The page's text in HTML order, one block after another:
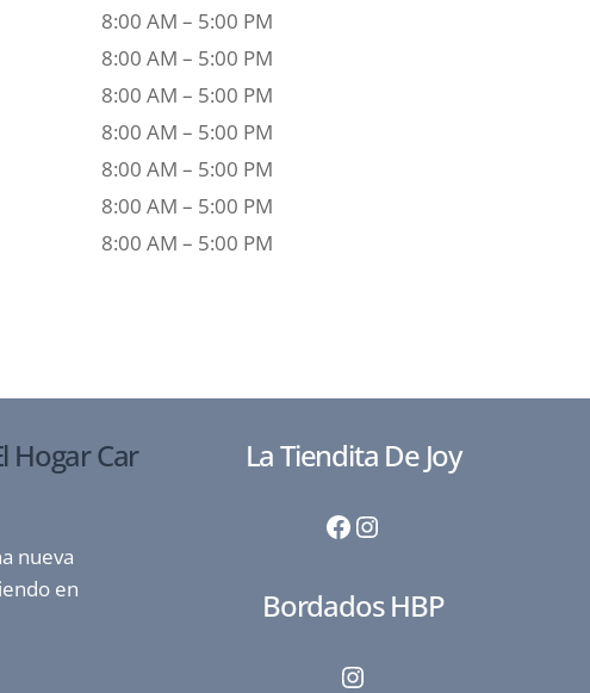
8:00 AM – 5:00 PM
8:00 AM – 5:00 PM
8:00 AM – 5:00 PM
8:00 AM – 5:00 PM
8:00 AM – 5:00 PM
8:00 AM – 5:00 PM
8:00 AM – 5:00 PM
Hogar Car
nueva
en
La Tiendita De Joy
Facebook
Instagram
Bordados HBP
Instagram